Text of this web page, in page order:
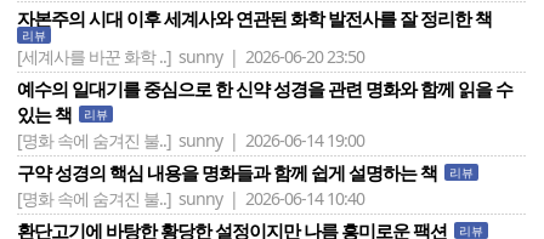
자본주의 시대 이후 세계사와 연관된 화학 발전사를 잘 정리한 책
리뷰
[세계사를 바꾼 화학 ..] sunny | 2026-06-20 23:50
예수의 일대기를 중심으로 한 신약 성경을 관련 명화와 함께 읽을 수
있는 책
리뷰
[명화 속에 숨겨진 불..] sunny | 2026-06-14 19:00
구약 성경의 핵심 내용을 명화들과 함께 쉽게 설명하는 책 리뷰
[명화 속에 숨겨진 불..] sunny | 2026-06-14 10:40
환단고기에 바탕한 황당한 설정이지만 나름 흥미로운 팩션 리뷰